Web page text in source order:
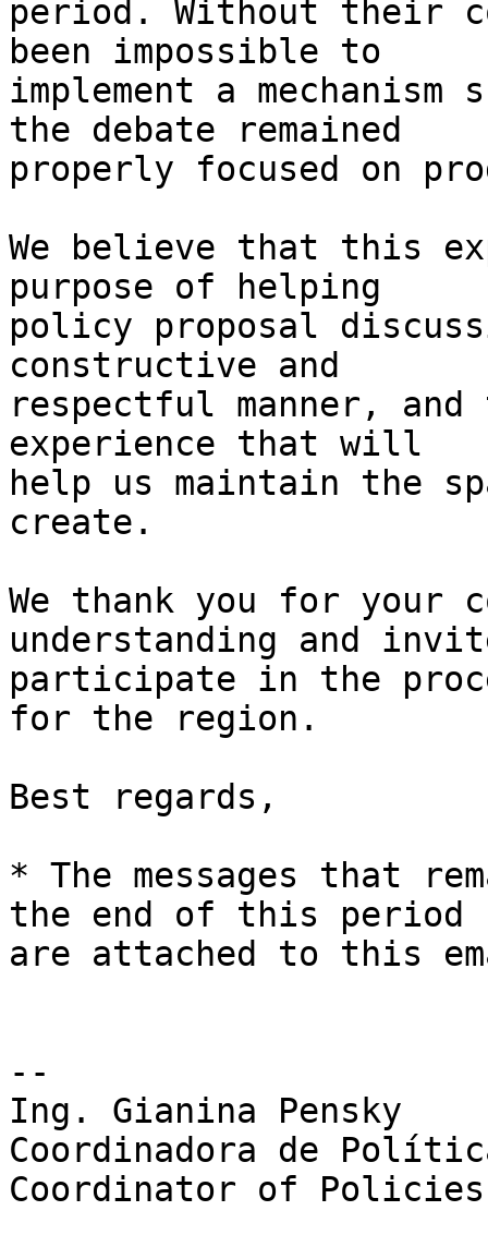
period. Without their
been impossible to
implement a
the debate remained
properly focused on
We believe that this
purpose of helping
policy proposal
constructive and
respectful manner,
experience that will
help us maintain the
create.
We thank you for your
understanding and
participate in the
for the region.
Best regards,
* The messages that
the end of this period
are attached to this
--
Ing. Gianina Pensky
Coordinadora de
Coordinator of